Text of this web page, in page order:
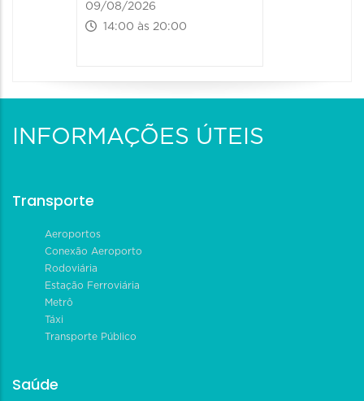
09/08/2026
14:00 às 20:00
INFORMAÇÕES ÚTEIS
Transporte
Aeroportos
Conexão Aeroporto
Rodoviária
Estação Ferroviária
Metrô
Táxi
Transporte Público
Saúde